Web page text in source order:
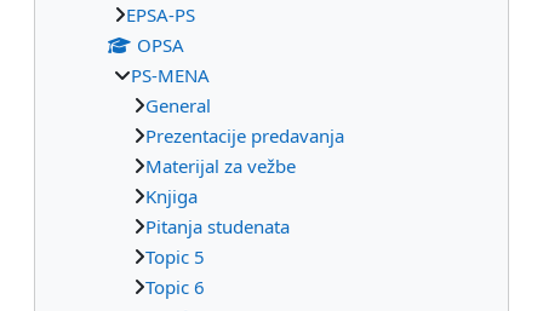
EPSA-PS
OPSA
PS-MENA
General
Prezentacije predavanja
Materijal za vežbe
Knjiga
Pitanja studenata
Topic 5
Topic 6